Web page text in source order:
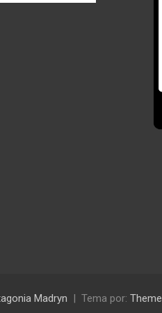
Madryn Tema por: